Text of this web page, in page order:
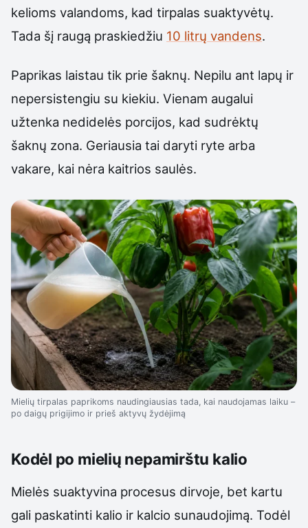
kelioms valandoms, kad tirpalas suaktyvėtų.
Tada šį raugą praskiedžiu 10 litrų vandens.
Paprikas laistau tik prie šaknų. Nepilu ant lapų ir
nepersistengiu su kiekiu. Vienam augalui
užtenka nedidelės porcijos, kad sudrėktų
šaknų zona. Geriausia tai daryti ryte arba
vakare, kai nėra kaitrios saulės.
Mielių tirpalas paprikoms naudingiausias tada, kai naudojamas laiku –
po daigų prigijimo ir prieš aktyvų žydėjimą
Kodėl po mielių nepamirštu kalio
Mielės suaktyvina procesus dirvoje, bet kartu
gali paskatinti kalio ir kalcio sunaudojimą. Todėl